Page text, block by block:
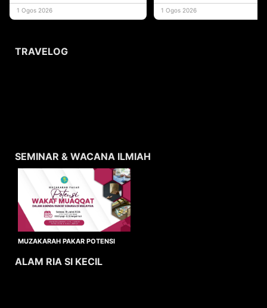
yang memberi ma
1 Ogos 2026
1 Ogos 2026
TRAVELOG
SEMINAR & WACANA ILMIAH
MUZAKARAH PAKAR POTENSI
ALAM RIA SI KECIL